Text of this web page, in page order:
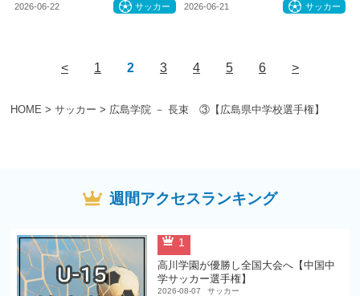
HOME > サッカー > 広島学院 － 長束 ③【広島県中学校選手権】
2026-06-22 サッカー 2026-06-21 サッカー
< 1 2 3 4 5 6 >
週間アクセスランキング
1
高川学園が優勝し全国大会へ【中国中
学サッカー選手権】
2026-08-07 サッカー